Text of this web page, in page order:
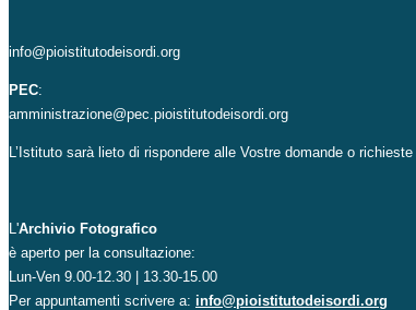
info@pioistitutodeisordi.org
PEC:
amministrazione@pec.pioistitutodeisordi.org
L’Istituto sarà lieto di rispondere alle Vostre domande o
L'Archivio Fotografico
è aperto per la consultazione:
Lun-Ven 9.00-12.30 | 13.30-15.00
Per appuntamenti scrivere a: info@pioistitutodeisordi.org